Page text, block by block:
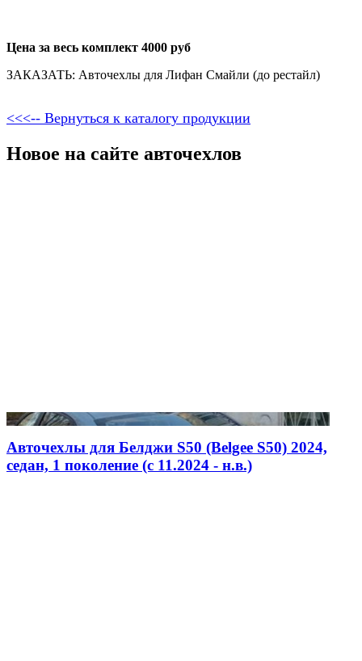
Цена за весь комплект 4000 руб
ЗАКАЗАТЬ: Авточехлы для Лифан Смайли (до рестайл)
<<<-- Вернуться к каталогу продукции
Новое на сайте авточехлов
Авточехлы для Белджи S50 (Belgee S50) 2024,
седан, 1 поколение (c 11.2024 - н.в.)